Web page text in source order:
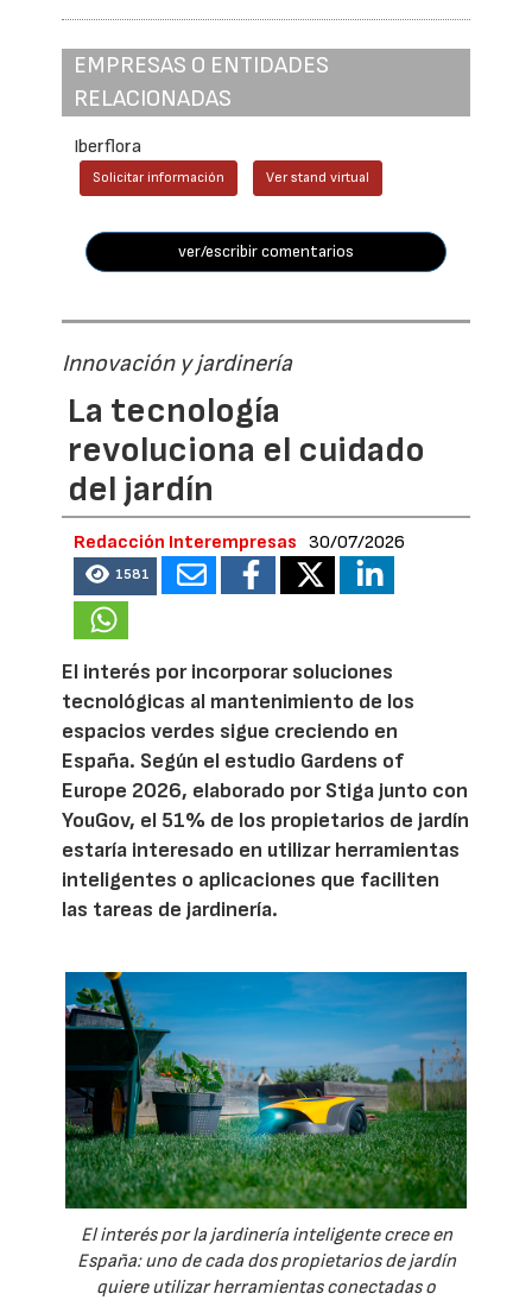
EMPRESAS O ENTIDADES
RELACIONADAS
Iberflora
Solicitar información Ver stand virtual
ver/escribir comentarios
Innovación y jardinería
La tecnología
revoluciona el cuidado
del jardín
Redacción Interempresas 30/07/2026
1581
El interés por incorporar soluciones
tecnológicas al mantenimiento de los
espacios verdes sigue creciendo en
España. Según el estudio Gardens of
Europe 2026, elaborado por Stiga junto con
YouGov, el 51% de los propietarios de jardín
estaría interesado en utilizar herramientas
inteligentes o aplicaciones que faciliten
las tareas de jardinería.
El interés por la jardinería inteligente crece en
España: uno de cada dos propietarios de jardín
quiere utilizar herramientas conectadas o